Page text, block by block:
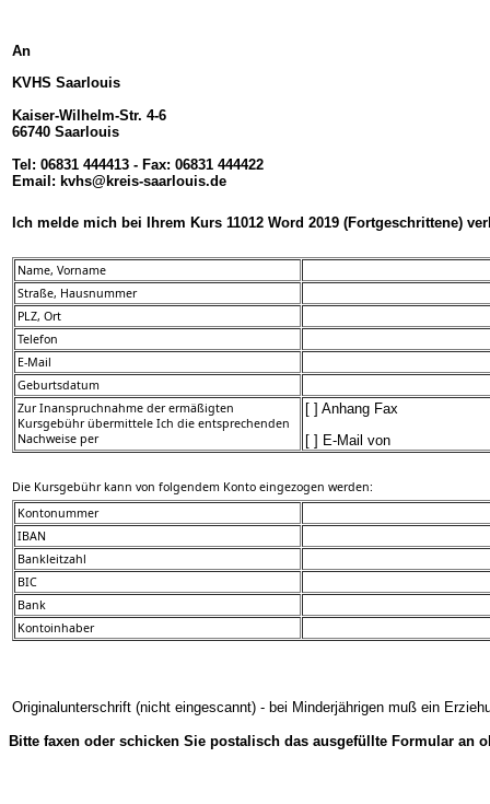
An
KVHS Saarlouis
Kaiser-Wilhelm-Str. 4-6
66740 Saarlouis
Tel: 06831 444413 - Fax: 06831 444422
Email: kvhs@kreis-saarlouis.de
Ich melde mich bei Ihrem Kurs 11012 Word 2019 (Fortgeschrittene)
Name, Vorname
Straße, Hausnummer
PLZ, Ort
Telefon
E-Mail
Geburtsdatum
Zur Inanspruchnahme der ermäßigten
Kursgebühr übermittele Ich die entsprechenden
Nachweise per
[ ] Anhang Fax
[ ] E-Mail von
Die Kursgebühr kann von folgendem Konto eingezogen werden:
Kontonummer
IBAN
Bankleitzahl
BIC
Bank
Kontoinhaber
Originalunterschrift (nicht eingescannt) - bei Minderjährigen muß ein
Bitte faxen oder schicken Sie postalisch das ausgefüllte Formular an